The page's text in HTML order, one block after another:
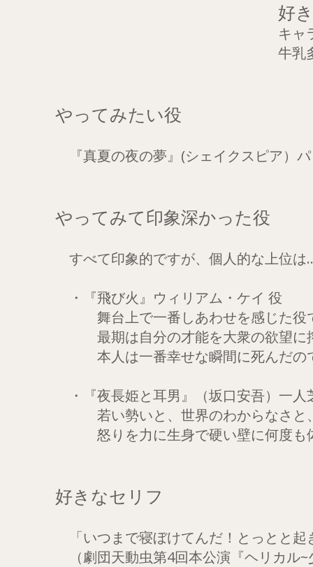
好
キャ
牛乳
​やってみたい役
『真夏の夜の夢』(シェイクスピア）
やってみて印象深かった役
すべて印象的ですが、個人的な上位は
・『飛び火』ウィリアム・ケイ 役
舞台上で一番しあわせを感じた役
最期は自分の才能を大衆の欲望に
本人は一番幸せな瞬間に死んだの
・『夜長姫と耳男』（坂口安吾）一人
若い勢いと、世界のわからなさと、
怒りを力に生身で硬い壁に何度も体
好きなセリフ
「いつまで寝ぼけてんだ！とっとと起
（劇団天動虫第4回本公演『ヘリカル